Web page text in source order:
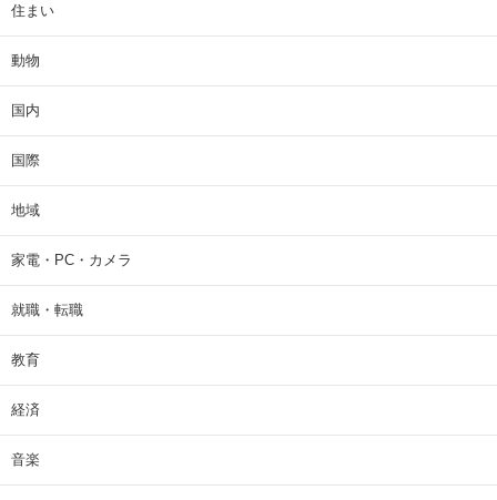
住まい
動物
国内
国際
地域
家電・PC・カメラ
就職・転職
教育
経済
音楽